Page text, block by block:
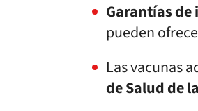
Garantías
pueden
Las vacunas
de Salud de